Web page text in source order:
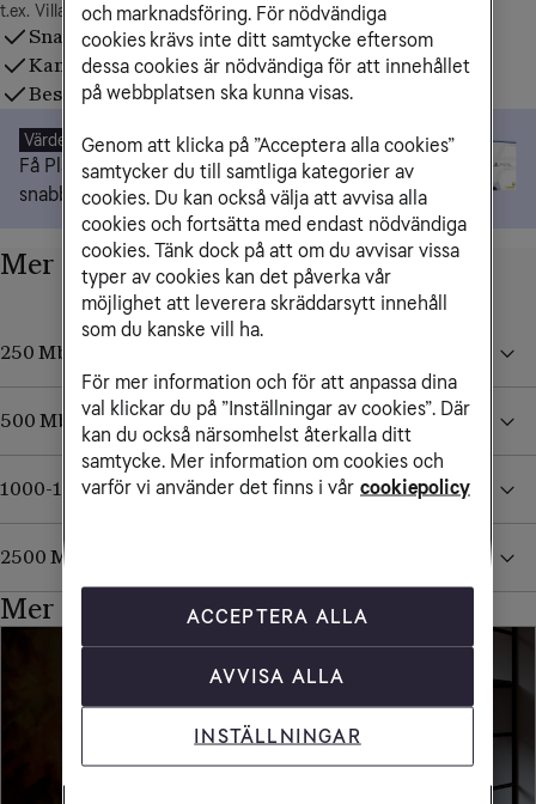
t.ex. Villagatan 23 Storstad
Snabbt. Stabilt. Enkelt.
Kampanjpris under hela bindningstiden
Beställ idag, starta när du vill
Värde 7490 kr
Få PlayStation 5 när du köper Bredband 500 eller
snabbare med 24 mån bindningstid.
Mer om våra hastigheter
250 Mbit/s
500 Mbit/s
1000-1200 Mbit/s
2500 Mbit/s
Mer om bredband
och marknadsföring. För nödvändiga
cookies krävs inte ditt samtycke eftersom
dessa cookies är nödvändiga för att innehållet
på webbplatsen ska kunna visas.
Genom att klicka på ”Acceptera alla cookies”
samtycker du till samtliga kategorier av
cookies. Du kan också välja att avvisa alla
cookies och fortsätta med endast nödvändiga
cookies. Tänk dock på att om du avvisar vissa
typer av cookies kan det påverka vår
möjlighet att leverera skräddarsytt innehåll
som du kanske vill ha.
För mer information och för att anpassa dina
val klickar du på ”Inställningar av cookies”. Där
kan du också närsomhelst återkalla ditt
samtycke. Mer information om cookies och
varför vi använder det finns i vår cookiepolicy
ACCEPTERA ALLA
AVVISA ALLA
INSTÄLLNINGAR